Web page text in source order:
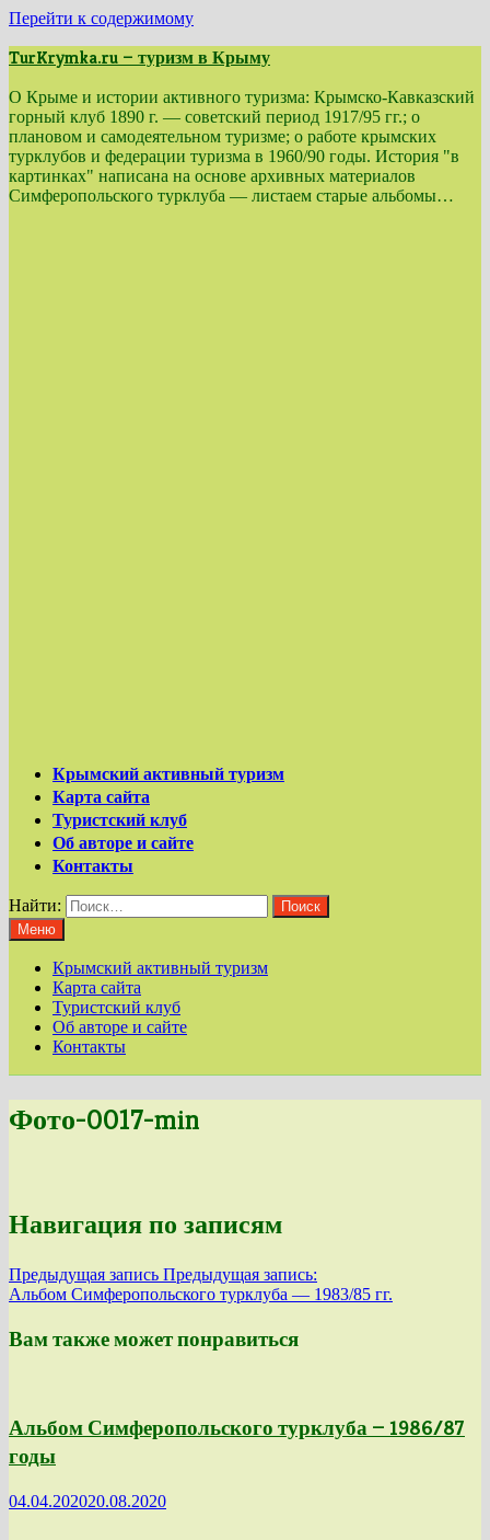
Перейти к содержимому
TurKrymka.ru — туризм в Крыму
О Крыме и истории активного туризма: Крымско-Кавказский
горный клуб 1890 г. — советский период 1917/95 гг.; о
плановом и самодеятельном туризме; о работе крымских
турклубов и федерации туризма в 1960/90 годы. История "в
картинках" написана на основе архивных материалов
Симферопольского турклуба — листаем старые альбомы…
Крымский активный туризм
Карта сайта
Туристский клуб
Об авторе и сайте
Контакты
Найти:
Меню
Крымский активный туризм
Карта сайта
Туристский клуб
Об авторе и сайте
Контакты
Фото-0017-min
Навигация по записям
Предыдущая запись Предыдущая запись:
Альбом Симферопольского турклуба — 1983/85 гг.
Вам также может понравиться
Альбом Симферопольского турклуба — 1986/87
годы
04.04.202020.08.2020